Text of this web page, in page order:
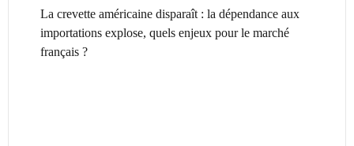
La crevette américaine disparaît : la dépendance aux
importations explose, quels enjeux pour le marché
français ?